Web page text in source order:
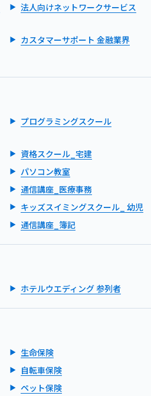
法人向けネットワークサービス
カスタマーサポート 金融業界
プログラミングスクール
資格スクール_宅建
パソコン教室
通信講座_医療事務
キッズスイミングスクール_ 幼児
通信講座_簿記
ホテルウエディング 参列者
生命保険
自転車保険
ペット保険